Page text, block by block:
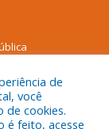
de
você
de cookies.
é feito, acesse